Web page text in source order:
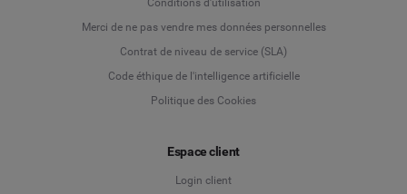
Merci de ne pas vendre mes données personnelles
Contrat de niveau de service (SLA)
Code éthique de l'intelligence artificielle
Politique des Cookies
Espace client
Login client
Deutsch